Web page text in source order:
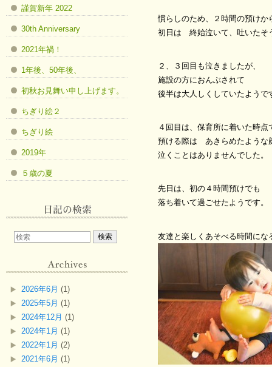
慣らしのため、２時間の預けか
初日は 終始泣いて、吐いた
２、３回目も泣きましたが、
施設の方におんぶされて
後半は大人しくしていたようで
４回目は、保育所に着いた時
預ける際は あきらめたような
泣くことはありませんでした。
先日は、初の４時間預けでも
落ち着いて過ごせたようです。
友達と楽しくあそべる時間にな
謹賀新年 2022
30th Anniversary
2021年禍！
1年後、50年後、
初秋お見舞い申し上げます。
ちぎり絵２
ちぎり絵
2019年
５歳の夏
2026年6月 (1)
2025年5月 (1)
2024年12月 (1)
2024年1月 (1)
2022年1月 (2)
2021年6月 (1)